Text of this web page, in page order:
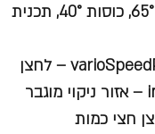
50°, שקטה 50°, אינטנסיבית מהירה 65°, כוסות 40°, תכנית
ארבעה לחצנים: שליטה מרחוק, varioSpeedPlus – לחצן
לקיצור הזמן בכ-66%, intensiveZone – אזור ניקוי מוגבר